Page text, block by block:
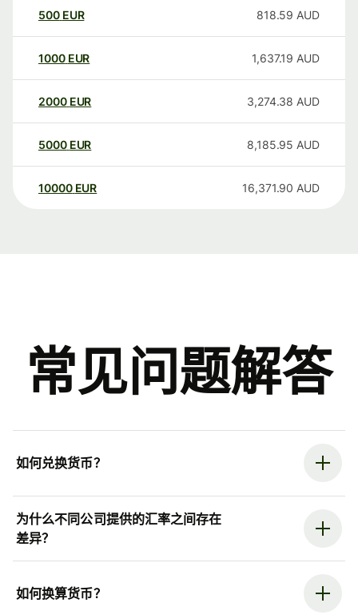
500 EUR 818.59 AUD
1000 EUR 1,637.19 AUD
2000 EUR 3,274.38 AUD
5000 EUR 8,185.95 AUD
10000 EUR 16,371.90 AUD
常见问题解答
如何兑换货币？
为什么不同公司提供的汇率之间存在
差异？
如何换算货币？